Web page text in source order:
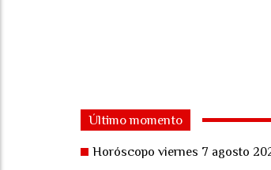
Último momento
Horóscopo viernes 7 agosto